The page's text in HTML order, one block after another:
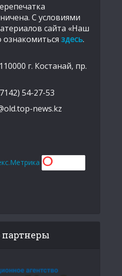
С условиями
сайта «Наш
здесь.
110000 г. Костанай, пр.
54-27-53
news.kz